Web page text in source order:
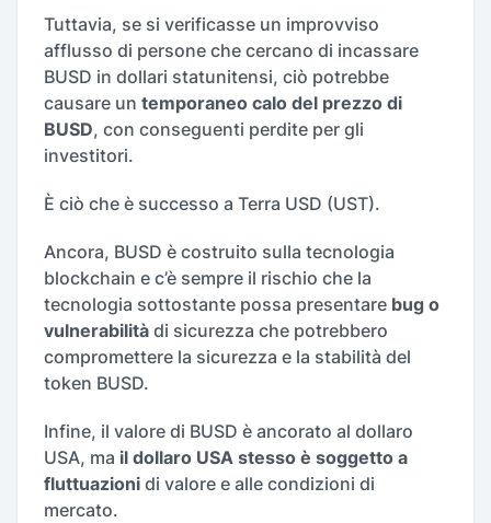
Tuttavia, se si verificasse un improvviso
afflusso di persone che cercano di incassare
BUSD in dollari statunitensi, ciò potrebbe
causare un temporaneo calo del prezzo di
BUSD, con conseguenti perdite per gli
investitori.
È ciò che è successo a Terra USD (UST).
Ancora, BUSD è costruito sulla tecnologia
blockchain e c’è sempre il rischio che la
tecnologia sottostante possa presentare bug o
vulnerabilità di sicurezza che potrebbero
compromettere la sicurezza e la stabilità del
token BUSD.
Infine, il valore di BUSD è ancorato al dollaro
USA, ma il dollaro USA stesso è soggetto a
fluttuazioni di valore e alle condizioni di
mercato.